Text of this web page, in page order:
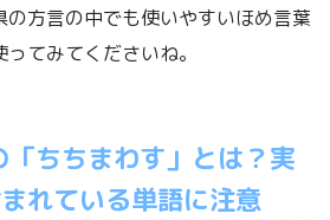
の方言の中でも使いやすいほめ言葉
てみてくださいね。
ちちまわす」とは？実
れている単語に注意